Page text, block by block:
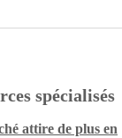
spécialisés
attire de plus en